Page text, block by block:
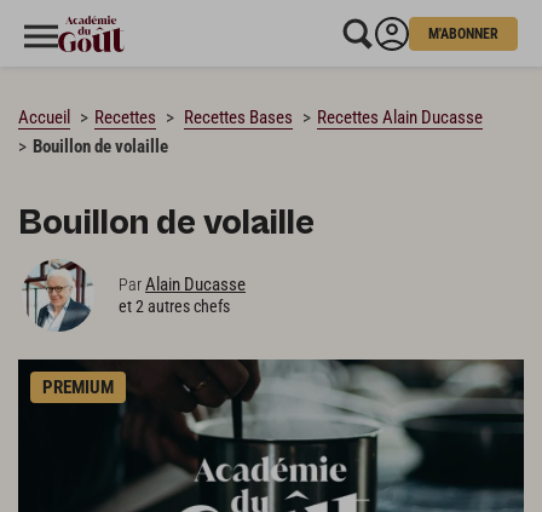
M'ABONNER
Accueil Recettes Recettes Bases
Recettes Alain Ducasse
Bouillon de volaille
Bouillon de volaille
ParAlain Ducasse
et 2 autres chefs
PREMIUM
CHARGEMENT…